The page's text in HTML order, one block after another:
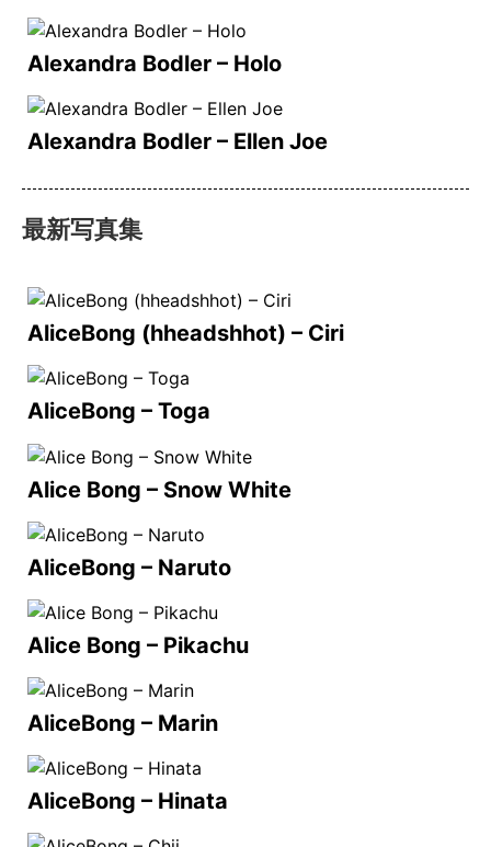
Alexandra Bodler – Holo
Alexandra Bodler – Ellen Joe
最新写真集
AliceBong (hheadshhot) – Ciri
AliceBong – Toga
Alice Bong – Snow White
AliceBong – Naruto
Alice Bong – Pikachu
AliceBong – Marin
AliceBong – Hinata